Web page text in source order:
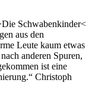
Schwabenkinder<
aus den
Leute kaum etwas
anderen Spuren,
ist eine
Christoph